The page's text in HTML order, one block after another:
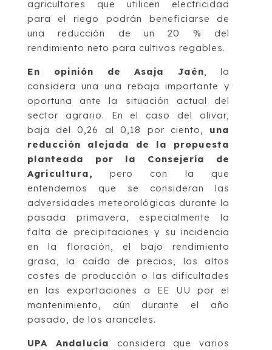
agricultores que utilicen electricidad
para el riego podrán beneficiarse de
una reducción de un 20 % del
rendimiento neto para cultivos regables.
En opinión de Asaja Jaén, la
considera una una rebaja importante y
oportuna ante la situación actual del
sector agrario. En el caso del olivar,
baja del 0,26 al 0,18 por ciento, una
reducción alejada de la propuesta
planteada por la Consejería de
Agricultura, pero con la que
entendemos que se consideran las
adversidades meteorológicas durante la
pasada primavera, especialmente la
falta de precipitaciones y su incidencia
en la floración, el bajo rendimiento
grasa, la caída de precios, los altos
costes de producción o las dificultades
en las exportaciones a EE UU por el
mantenimiento, aún durante el año
pasado, de los aranceles.
UPA Andalucía considera que varios